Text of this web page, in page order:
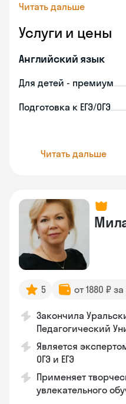
Читать дальше
Услуги и цены
Английский язык
Для детей - премиум
Подготовка к ЕГЭ/ОГЭ
Читать дальше
5 от 1880 ₽
Закончила
Педагогический
Является
ОГЭ и ЕГЭ
Применяет
увлекательного